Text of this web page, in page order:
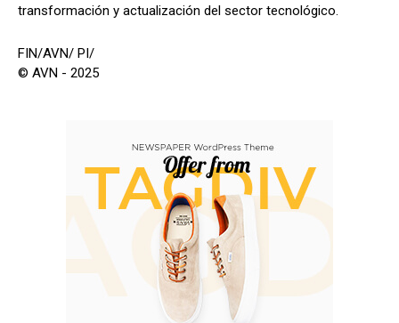
transformación y actualización del sector tecnológico.
FIN/AVN/ PI/
© AVN - 2025